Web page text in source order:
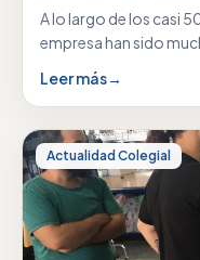
A lo largo de los casi
empresa han sido
Leer más→
Actualidad Colegial